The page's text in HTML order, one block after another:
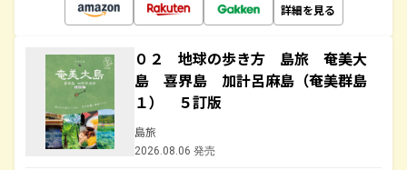
詳細を見る
０２ 地球の歩き方 島旅 奄美大
島 喜界島 加計呂麻島（奄美群島
１） ５訂版
島旅
2026.08.06 発売